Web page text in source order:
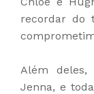
recordar do
Além
Jenna, e